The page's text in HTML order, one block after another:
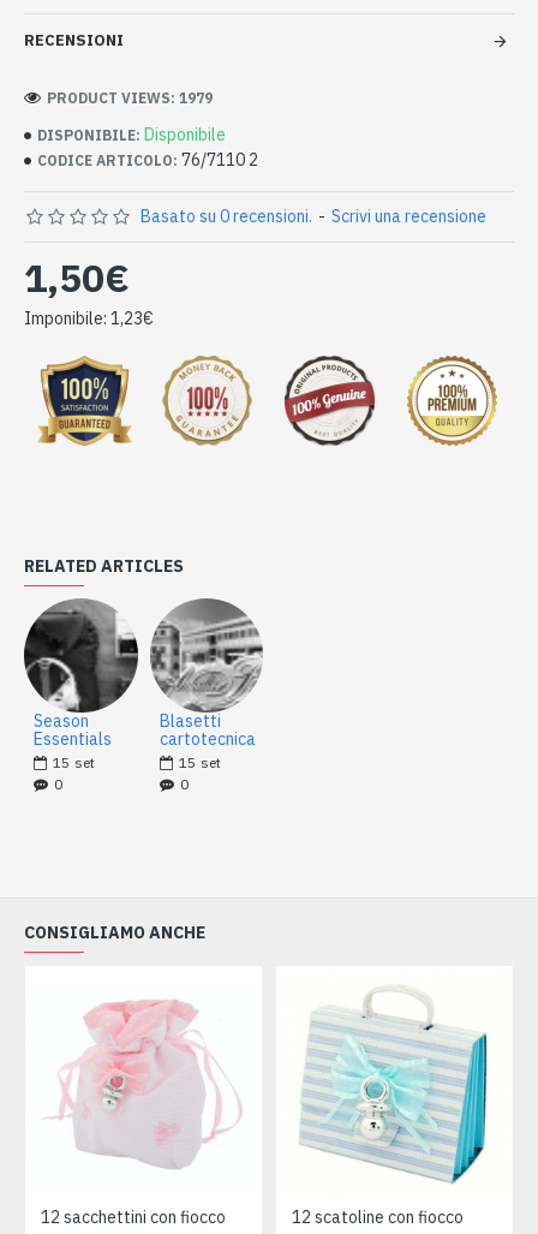
RECENSIONI
DISPONIBILE: Disponibile
CODICE ARTICOLO: 76/7110 2
PRODUCT VIEWS: 1979
Basato su 0 recensioni. - Scrivi una recensione
1,50€
Imponibile: 1,23€
RELATED ARTICLES
Season
Essentials
15 set
0
Blasetti
cartotecnica
15 set
0
CONSIGLIAMO ANCHE
12 sacchettini con fiocco 12 scatoline con fiocco